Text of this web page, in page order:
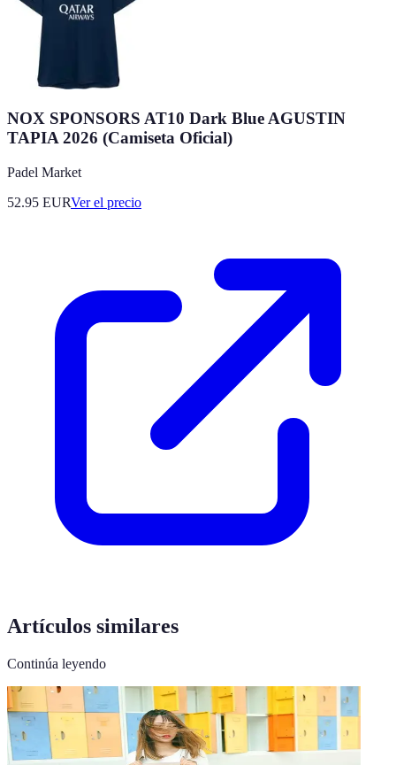
NOX SPONSORS AT10 Dark Blue AGUSTIN
TAPIA 2026 (Camiseta Oficial)
Padel Market
52.95 EURVer el precio
Artículos similares
Continúa leyendo